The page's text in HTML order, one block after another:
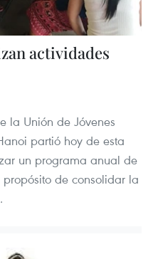
actividades
la Unión de Jóvenes
partió hoy de esta
un programa anual de
de consolidar la